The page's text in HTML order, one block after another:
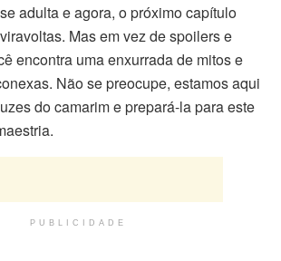
adulta e agora, o próximo capítulo
Mas em vez de spoilers e
encontra uma enxurrada de mitos e
Não se preocupe, estamos aqui
do camarim e prepará-la para este
PUBLICIDADE